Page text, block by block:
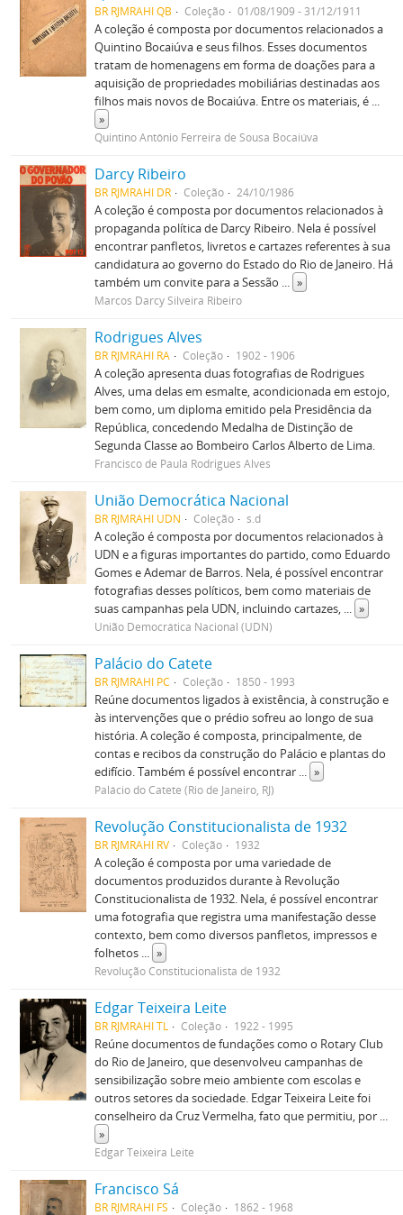
BR RJMRAHI QB Coleção 01/08/1909 - 31/12/1911
A coleção é composta por documentos relacionados a
Quintino Bocaiúva e seus filhos. Esses documentos
tratam de homenagens em forma de doações para a
aquisição de propriedades mobiliárias destinadas aos
filhos mais novos de Bocaiúva. Entre os materiais, é ...
»
Quintino Antônio Ferreira de Sousa Bocaiúva
Darcy Ribeiro
BR RJMRAHI DR Coleção 24/10/1986
A coleção é composta por documentos relacionados à
propaganda política de Darcy Ribeiro. Nela é possível
encontrar panfletos, livretos e cartazes referentes à sua
candidatura ao governo do Estado do Rio de Janeiro. Há
também um convite para a Sessão ... »
Marcos Darcy Silveira Ribeiro
Rodrigues Alves
BR RJMRAHI RA Coleção 1902 - 1906
A coleção apresenta duas fotografias de Rodrigues
Alves, uma delas em esmalte, acondicionada em estojo,
bem como, um diploma emitido pela Presidência da
República, concedendo Medalha de Distinção de
Segunda Classe ao Bombeiro Carlos Alberto de Lima.
Francisco de Paula Rodrigues Alves
União Democrática Nacional
BR RJMRAHI UDN Coleção s.d
A coleção é composta por documentos relacionados à
UDN e a figuras importantes do partido, como Eduardo
Gomes e Ademar de Barros. Nela, é possível encontrar
fotografias desses políticos, bem como materiais de
suas campanhas pela UDN, incluindo cartazes, ... »
União Democrática Nacional (UDN)
Palácio do Catete
BR RJMRAHI PC Coleção 1850 - 1993
Reúne documentos ligados à existência, à construção e
às intervenções que o prédio sofreu ao longo de sua
história. A coleção é composta, principalmente, de
contas e recibos da construção do Palácio e plantas do
edifício. Também é possível encontrar ... »
Palácio do Catete (Rio de Janeiro, RJ)
Revolução Constitucionalista de 1932
BR RJMRAHI RV Coleção 1932
A coleção é composta por uma variedade de
documentos produzidos durante à Revolução
Constitucionalista de 1932. Nela, é possível encontrar
uma fotografia que registra uma manifestação desse
contexto, bem como diversos panfletos, impressos e
folhetos ... »
Revolução Constitucionalista de 1932
Edgar Teixeira Leite
BR RJMRAHI TL Coleção 1922 - 1995
Reúne documentos de fundações como o Rotary Club
do Rio de Janeiro, que desenvolveu campanhas de
sensibilização sobre meio ambiente com escolas e
outros setores da sociedade. Edgar Teixeira Leite foi
conselheiro da Cruz Vermelha, fato que permitiu, por ...
»
Edgar Teixeira Leite
Francisco Sá
BR RJMRAHI FS Coleção 1862 - 1968